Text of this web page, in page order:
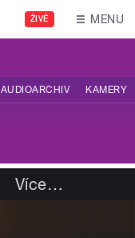
ŽIVĚ MENU
AUDIOARCHIV KAMERY
Více…